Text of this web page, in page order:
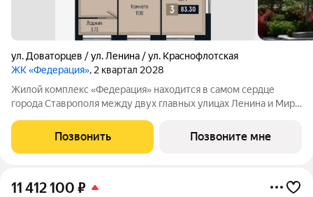
ул. Доваторцев / ул. Ленина / ул. Краснофлотская
ЖК «Федерация», 2 квартал 2028
Жилой комплекс «Федерация» находится в самом сердце
города Ставрополя между двух главных улицах Ленина и Мира,
Доваторцев. Зеленый двор способен придать новый уровень
качеству жизни, а его хозяину
Позвонить Позвоните мне
11 412 100 ₽